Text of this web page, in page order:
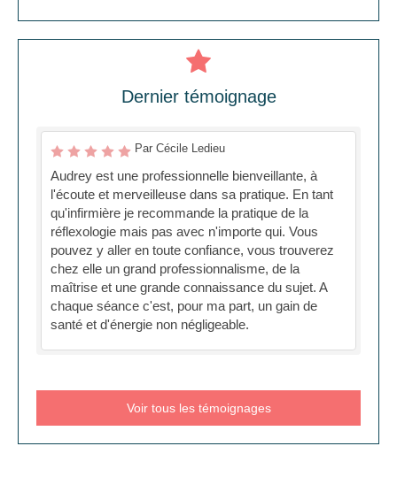
Dernier témoignage
Par Cécile Ledieu
Audrey est une professionnelle bienveillante, à
l'écoute et merveilleuse dans sa pratique. En tant
qu'infirmière je recommande la pratique de la
réflexologie mais pas avec n'importe qui. Vous
pouvez y aller en toute confiance, vous trouverez
chez elle un grand professionnalisme, de la
maîtrise et une grande connaissance du sujet. A
chaque séance c'est, pour ma part, un gain de
santé et d'énergie non négligeable.
Voir tous les témoignages